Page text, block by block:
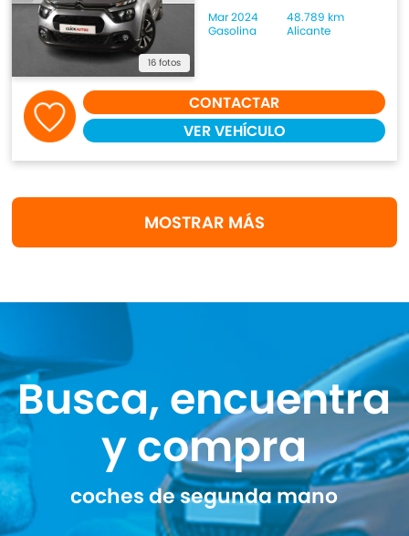
16 fotos
Mar 2024
48.789 km
Gasolina
Alicante
CONTACTAR
VER VEHÍCULO
MOSTRAR MÁS
Busca, encuentra
y compra
coches de segunda mano